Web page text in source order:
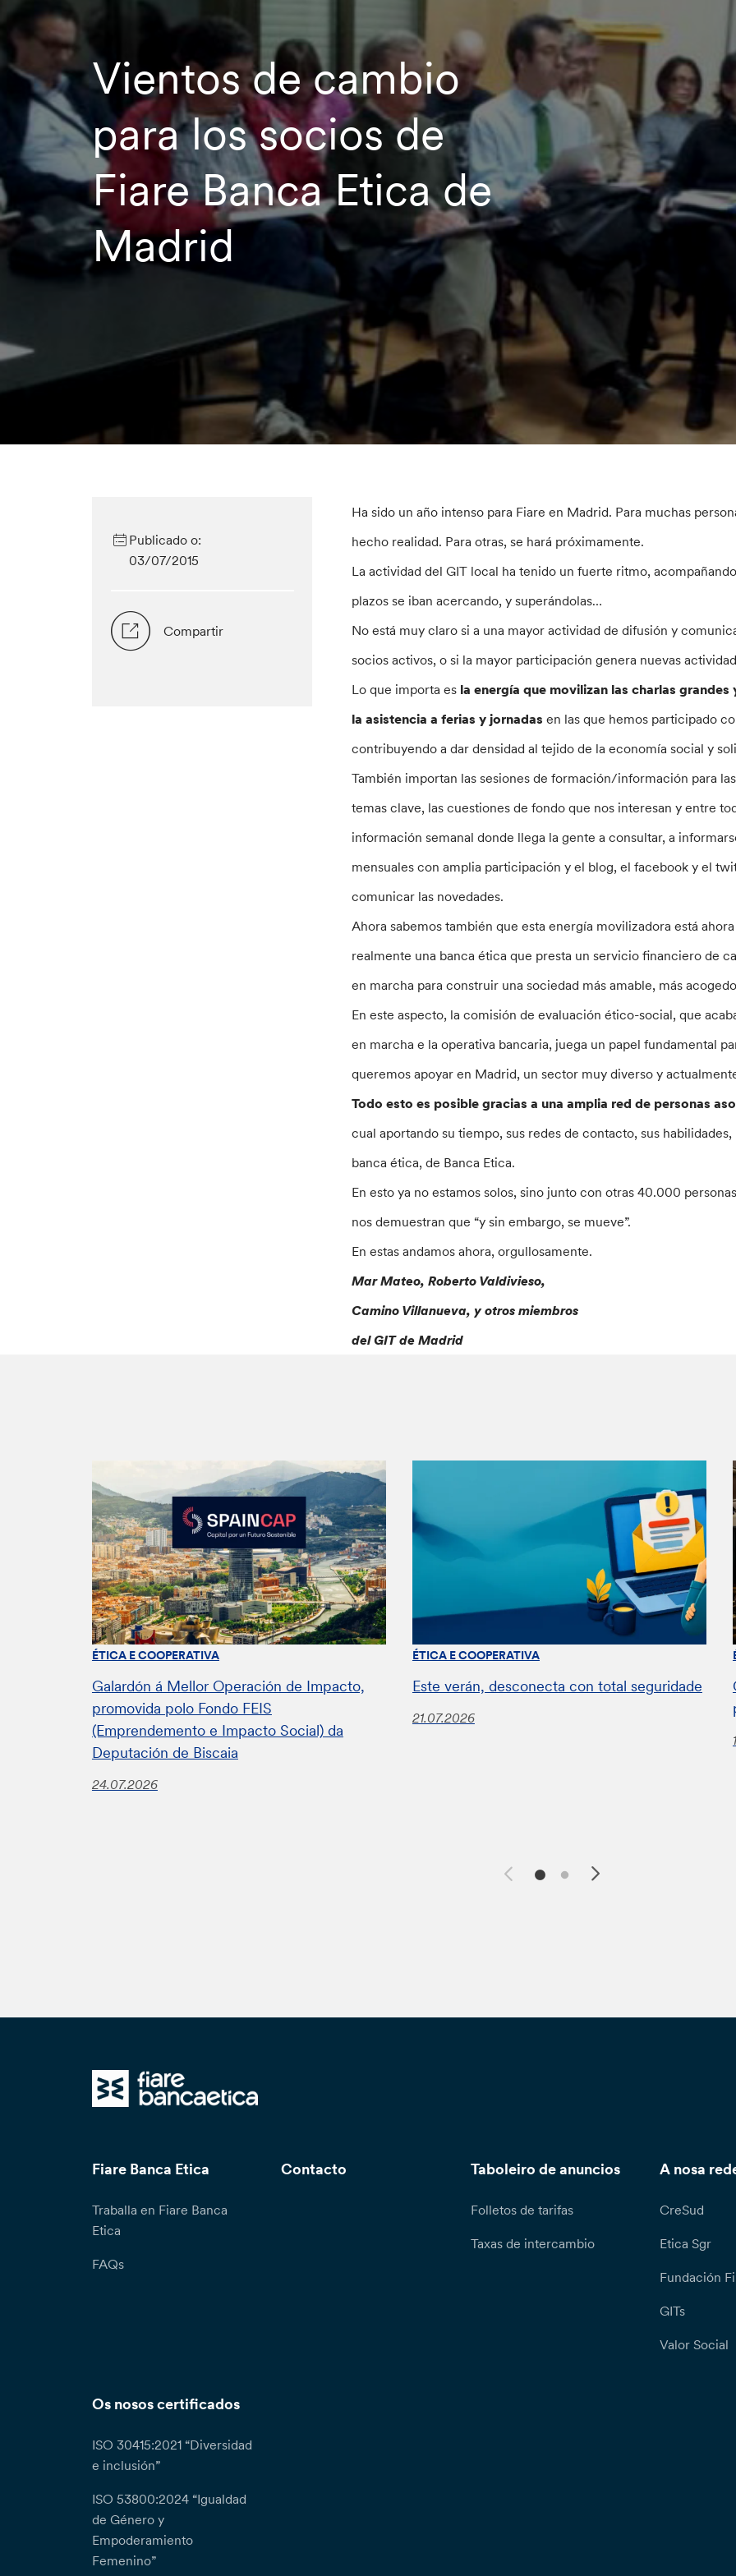
Vientos de cambio
para los socios de
Fiare Banca Etica de
Madrid
Publicado o:
03/07/2015
Compartir
Ha sido un año intenso para Fiare en Madrid. Para muchas
hecho realidad. Para otras, se hará próximamente.
La actividad del GIT local ha tenido un fuerte ritmo,
plazos se iban acercando, y superándolas…
No está muy claro si a una mayor actividad de difusión y
socios activos, o si la mayor participación genera nuevas
Lo que importa es la energía que movilizan las charlas
la asistencia a ferias y jornadas en las que hemos participado
contribuyendo a dar densidad al tejido de la economía social y
También importan las sesiones de formación/información para
temas clave, las cuestiones de fondo que nos interesan y entre
información semanal donde llega la gente a consultar, a
mensuales con amplia participación y el blog, el facebook y el
comunicar las novedades.
Ahora sabemos también que esta energía movilizadora está
realmente una banca ética que presta un servicio financiero de
en marcha para construir una sociedad más amable, más
En este aspecto, la comisión de evaluación ético-social, que
en marcha e la operativa bancaria, juega un papel fundamental
queremos apoyar en Madrid, un sector muy diverso y
Todo esto es posible gracias a una amplia red de personas
cual aportando su tiempo, sus redes de contacto, sus
banca ética, de Banca Etica.
En esto ya no estamos solos, sino junto con otras 40.000
nos demuestran que “y sin embargo, se mueve”.
En estas andamos ahora, orgullosamente.
Mar Mateo, Roberto Valdivieso,
Camino Villanueva, y otros miembros
del GIT de Madrid
ÉTICA E COOPERATIVA
Galardón á Mellor Operación de Impacto,
promovida polo Fondo FEIS
(Emprendemento e Impacto Social) da
Deputación de Biscaia
24.07.2026
ÉTICA E COOPERATIVA
Este verán, desconecta con total seguridade
21.07.2026
Fiare Banca Etica
Traballa en Fiare Banca
Etica
FAQs
Contacto Taboleiro de anuncios
Folletos de tarifas
Taxas de intercambio
A nosa
CreSud
Etica Sgr
Fundación
GITs
Valor Social
Os nosos certificados
ISO 30415:2021 “Diversidad
e inclusión”
ISO 53800:2024 “Igualdad
de Género y
Empoderamiento
Femenino”